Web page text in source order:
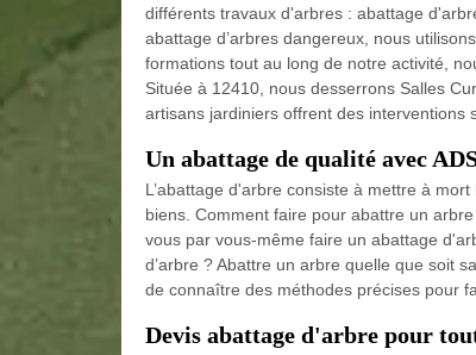
différents travaux d'arbres : abattage
abattage d’arbres dangereux, nous
formations tout au long de notre activité,
Située à 12410, nous desserrons Salles
artisans jardiniers offrent des interventions
Un abattage de qualité avec
L’abattage d'arbre consiste à mettre à
biens. Comment faire pour abattre un
vous par vous-même faire un abattage
d’arbre ? Abattre un arbre quelle que soit
de connaître des méthodes précises pour
Devis abattage d'arbre pour